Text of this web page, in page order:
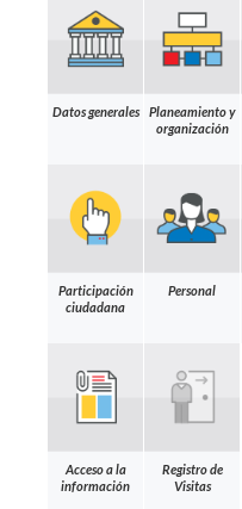
Datos generales
Planeamiento y
organización
Participación
ciudadana
Personal
Acceso a la
información
Registro de
Visitas